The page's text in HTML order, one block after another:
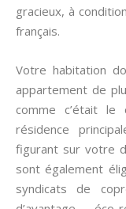
gracieux, à
français.
Votre habitation
appartement de
comme c’était
résidence
figurant sur votre
sont également
syndicats de